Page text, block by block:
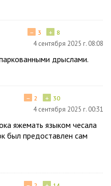
+ 8
− 3
4 сентября 2025 г. 08:08
дрыслами.
+ 30
− 2
4 сентября 2025 г. 00:31
яжемать языком чесала
был предоставлен сам